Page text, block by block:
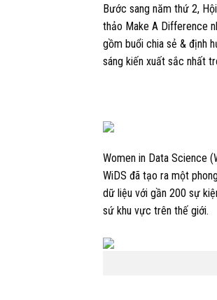
Bước sang năm thứ 2,
thảo Make A Difference
gồm buổi chia sẻ & định
sáng kiến xuất sắc nhất
Women in Data Science
WiDS đã tạo ra một
dữ liệu với gần 200 sự
sứ khu vực trên thế giới.